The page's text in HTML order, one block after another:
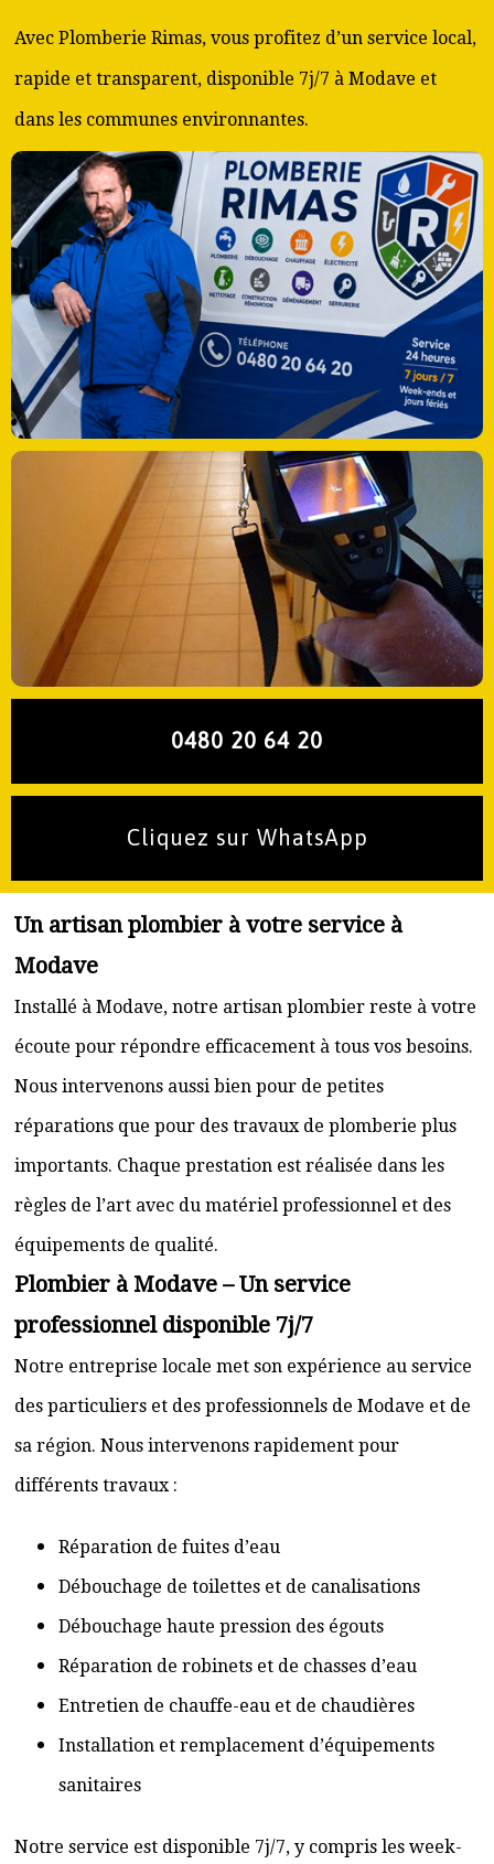
Avec Plomberie Rimas, vous profitez d’un service local,
rapide et transparent, disponible 7j/7 à Modave et
dans les communes environnantes.
0480 20 64 20
Cliquez sur WhatsApp
Un artisan plombier à votre service à
Modave
Installé à Modave, notre artisan plombier reste à votre
écoute pour répondre efficacement à tous vos besoins.
Nous intervenons aussi bien pour de petites
réparations que pour des travaux de plomberie plus
importants. Chaque prestation est réalisée dans les
règles de l’art avec du matériel professionnel et des
équipements de qualité.
Plombier à Modave – Un service
professionnel disponible 7j/7
Notre entreprise locale met son expérience au service
des particuliers et des professionnels de Modave et de
sa région. Nous intervenons rapidement pour
différents travaux :
Réparation de fuites d’eau
Débouchage de toilettes et de canalisations
Débouchage haute pression des égouts
Réparation de robinets et de chasses d’eau
Entretien de chauffe-eau et de chaudières
Installation et remplacement d’équipements
sanitaires
Notre service est disponible 7j/7, y compris les week-